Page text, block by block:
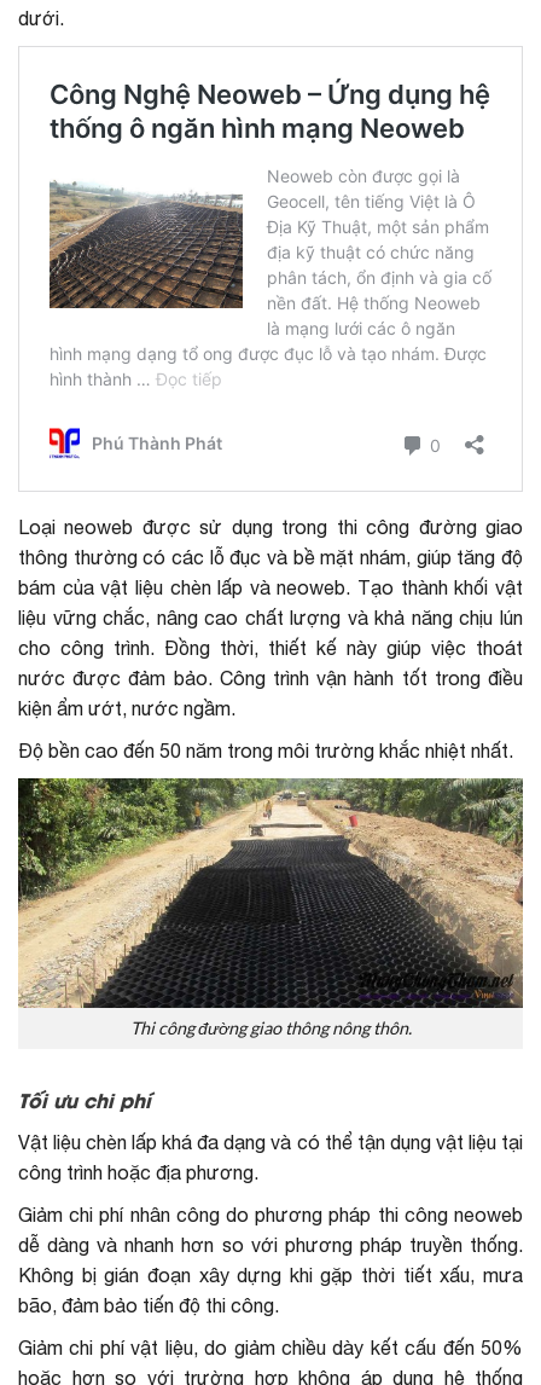
dưới.
Loại neoweb được sử dụng trong thi công đường giao
thông thường có các lỗ đục và bề mặt nhám, giúp tăng độ
bám của vật liệu chèn lấp và neoweb. Tạo thành khối vật
liệu vững chắc, nâng cao chất lượng và khả năng chịu lún
cho công trình. Đồng thời, thiết kế này giúp việc thoát
nước được đảm bảo. Công trình vận hành tốt trong điều
kiện ẩm ướt, nước ngầm.
Độ bền cao đến 50 năm trong môi trường khắc nhiệt nhất.
Thi công đường giao thông nông thôn.
Tối ưu chi phí
Vật liệu chèn lấp khá đa dạng và có thể tận dụng vật liệu tại
công trình hoặc địa phương.
Giảm chi phí nhân công do phương pháp thi công neoweb
dễ dàng và nhanh hơn so với phương pháp truyền thống.
Không bị gián đoạn xây dựng khi gặp thời tiết xấu, mưa
bão, đảm bảo tiến độ thi công.
Giảm chi phí vật liệu, do giảm chiều dày kết cấu đến 50%
hoặc hơn so với trường hợp không áp dụng hệ thống